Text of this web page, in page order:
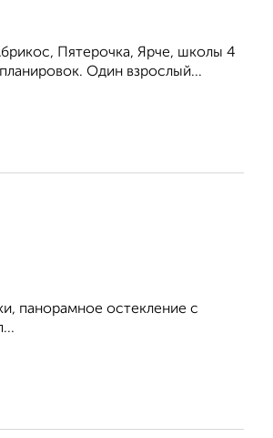
Пятерочка, Ярче, школы 4
Один взрослый...
панорамное остекление с